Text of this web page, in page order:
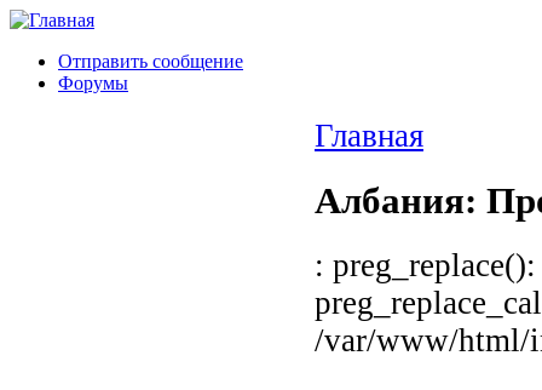
Отправить сообщение
Форумы
Главная
Албания:
:
/var/www/html/